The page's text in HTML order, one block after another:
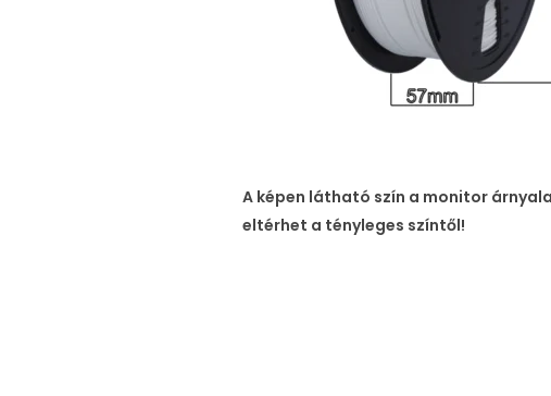
A képen látható szín a monitor
eltérhet a tényleges színtől!